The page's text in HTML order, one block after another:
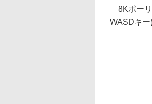
8Kポーリ
WASDキ